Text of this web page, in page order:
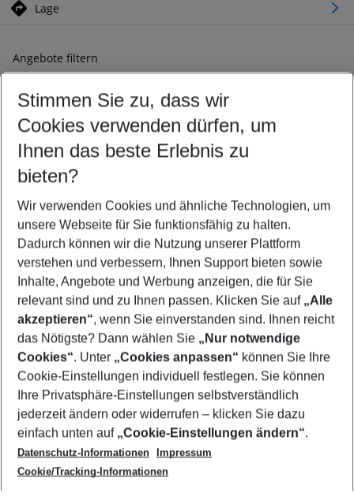
Lage
Angebote filtern
Ändern Sie Ihre Kriterien nach Ihren Wünschen
Abflughafen wählen
Beliebiger Abflughafen
Reisezeitraum wählen
10.08.26– 08.08.27 5-8 Nächte
2 Erwachsene Keine Kinder
Mehr Filter anzeigen
Footer
Footer navigation
Über uns
AGB
Cookie-Einstellungen ändern
Cookie-Richtlinie
Datenschutz
Service & Hilfe
Barrierefreies Reisen
Check-in
Folgen Sie uns
Stimmen Sie zu, dass wir
Cookies verwenden dürfen, um
Ihnen das beste Erlebnis zu
bieten?
Wir verwenden Cookies und ähnliche Technologien, um
unsere Webseite für Sie funktionsfähig zu halten.
Dadurch können wir die Nutzung unserer Plattform
verstehen und verbessern, Ihnen Support bieten sowie
Inhalte, Angebote und Werbung anzeigen, die für Sie
relevant sind und zu Ihnen passen. Klicken Sie auf „Alle
akzeptieren“, wenn Sie einverstanden sind. Ihnen reicht
das Nötigste? Dann wählen Sie „Nur notwendige
Cookies“. Unter „Cookies anpassen“ können Sie Ihre
Cookie-Einstellungen individuell festlegen. Sie können
Ihre Privatsphäre-Einstellungen selbstverständlich
jederzeit ändern oder widerrufen – klicken Sie dazu
einfach unten auf „Cookie-Einstellungen ändern“.
Datenschutz-Informationen
Impressum
Cookie/Tracking-Informationen